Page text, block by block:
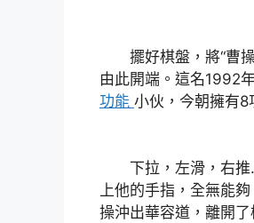
擺好棋盤，將“曹操
由此開端。這名1992
功能 小伙，今朝擁有8
下拉，左滑，右推
上他的手指，全無能
操沖出華容道，離開了